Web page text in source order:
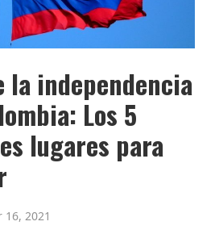
la independencia
Los 5
lugares para
2021